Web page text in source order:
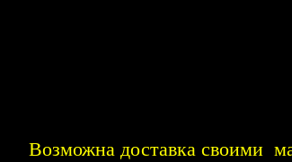
Возможна доставка своими